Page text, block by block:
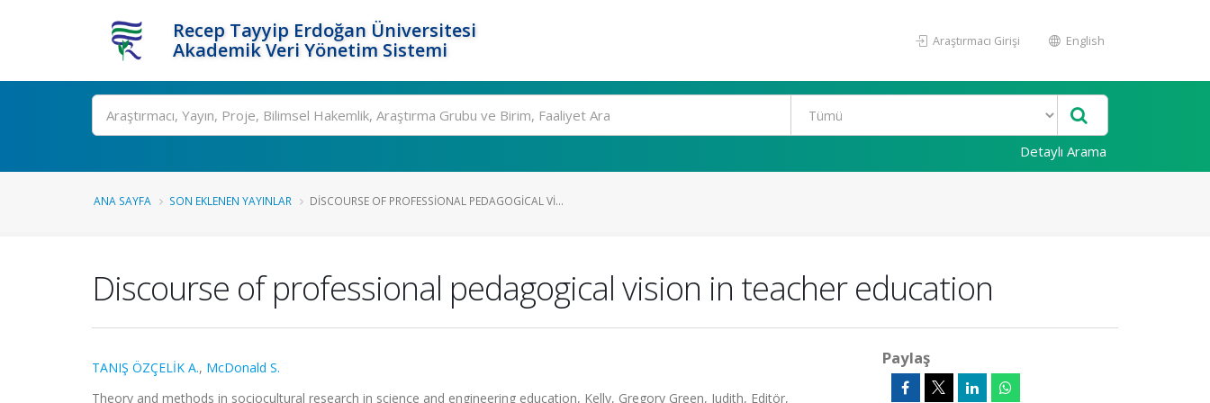
Recep Tayyip Erdoğan Üniversitesi
Akademik Veri Yönetim Sistemi
Araştırmacı Girişi English
Ara
Detaylı Arama
ANA SAYFA SON EKLENEN YAYINLAR DISCOURSE OF PROFESSIONAL PEDAGOGICAL VI...
Discourse of professional pedagogical vision in teacher education
TANIŞ ÖZÇELİK A., McDonald S.
Theory and methods in sociocultural research in science and engineering education, Kelly, Gregory Green, Judith, Editör,
Paylaş